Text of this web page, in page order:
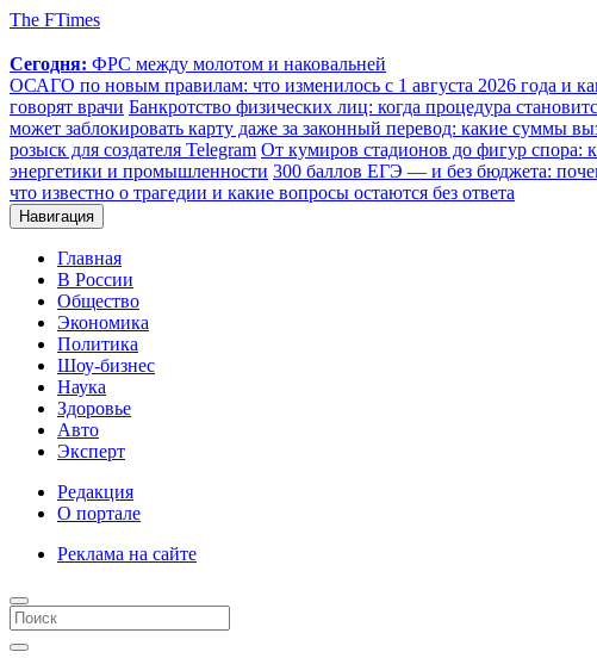
The FTimes
Сегодня: ФРС между молотом и наковальней
ОСАГО по новым правилам: что изменилось с 1 августа 2026 года и
говорят врачи Банкротство физических лиц: когда процедура
может заблокировать карту даже за законный перевод: какие суммы
розыск для создателя Telegram От кумиров стадионов до фигур спора:
энергетики и промышленности 300 баллов ЕГЭ — и без бюджета:
что известно о трагедии и какие вопросы остаются без ответа
Навигация
Главная
В России
Общество
Экономика
Политика
Шоу-бизнес
Наука
Здоровье
Авто
Эксперт
Редакция
О портале
Реклама на сайте